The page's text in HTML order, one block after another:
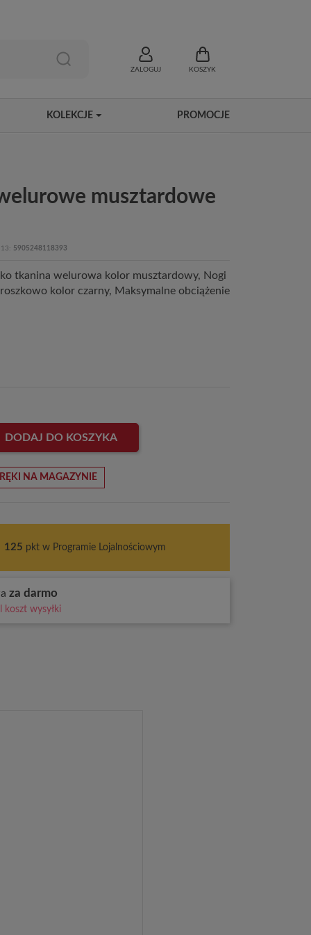
ZALOGUJ KOSZYK
KOLEKCJE PROMOCJE
musztardowe
5905248118393
tkanina welurowa kolor musztardowy, Nogi
kolor czarny, Maksymalne obciążenie
DODAJ DO KOSZYKA
NA MAGAZYNIE
125 pkt w Programie Lojalnościowym
za darmo
koszt wysyłki